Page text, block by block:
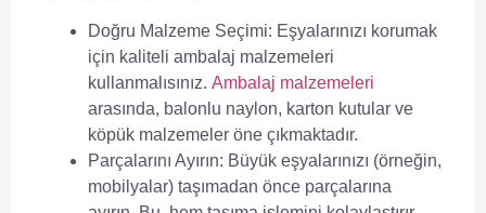
Doğru Malzeme Seçimi: Eşyalarınızı korumak
için kaliteli ambalaj malzemeleri
kullanmalısınız. Ambalaj malzemeleri
arasında, balonlu naylon, karton kutular ve
köpük malzemeler öne çıkmaktadır.
Parçalarını Ayırın: Büyük eşyalarınızı (örneğin,
mobilyalar) taşımadan önce parçalarına